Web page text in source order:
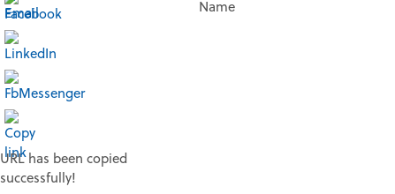
URL has been copied
successfully!
Name